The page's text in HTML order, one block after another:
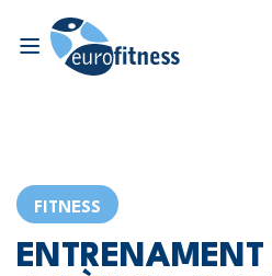
FITNESS
ENTRENAMENT